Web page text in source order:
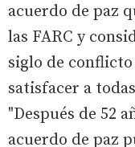
acuerdo de paz
las FARC y
siglo de
satisfacer a
"Después de 52
acuerdo de paz